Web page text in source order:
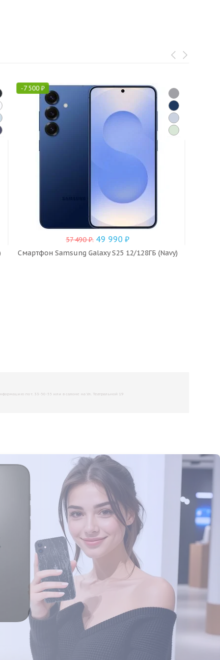
-7 500₽
57 490₽. 49 990₽
Смартфон Samsung Galaxy S25 12/128ГБ (Navy)
по т. 33-50-55 или в салоне на Ул. Театральной 19